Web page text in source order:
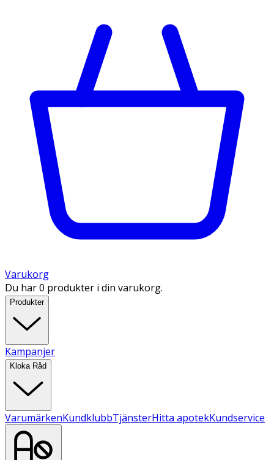
Varukorg
Du har 0 produkter i din varukorg.
Produkter
Kampanjer
Kloka Råd
VarumärkenKundklubbTjänsterHitta apotekKundservice